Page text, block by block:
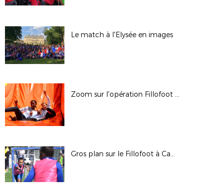
Le match à l'Elysée en images
Zoom sur l'opération Fillofoot à Campus Paris
Gros plan sur le Fillofoot à Campus Paris